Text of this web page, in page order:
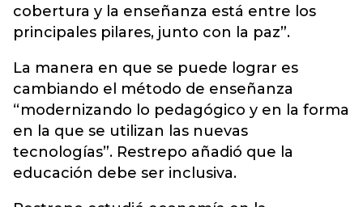
cobertura y la enseñanza está entre los
principales pilares, junto con la paz”.
La manera en que se puede lograr es
cambiando el método de enseñanza
“modernizando lo pedagógico y en la forma
en la que se utilizan las nuevas
tecnologías”. Restrepo añadió que la
educación debe ser inclusiva.